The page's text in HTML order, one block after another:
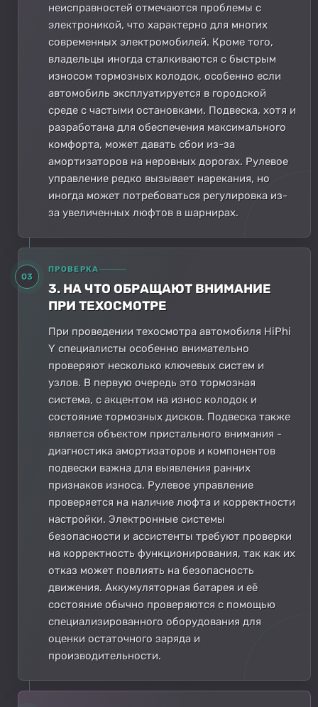
неисправностей отмечаются проблемы с
электроникой, что характерно для многих
современных электромобилей. Кроме того,
владельцы иногда сталкиваются с быстрым
износом тормозных колодок, особенно если
автомобиль эксплуатируется в городской
среде с частыми остановками. Подвеска, хотя и
разработана для обеспечения максимального
комфорта, может давать сбои из-за
амортизаторов на неровных дорогах. Рулевое
управление редко вызывает нарекания, но
иногда может потребоваться регулировка из-
за увеличенных люфтов в шарнирах.
03
ПРОВЕРКА
3. НА ЧТО ОБРАЩАЮТ ВНИМАНИЕ
ПРИ ТЕХОСМОТРЕ
При проведении техосмотра автомобиля HiPhi
Y специалисты особенно внимательно
проверяют несколько ключевых систем и
узлов. В первую очередь это тормозная
система, с акцентом на износ колодок и
состояние тормозных дисков. Подвеска также
является объектом пристального внимания -
диагностика амортизаторов и компонентов
подвески важна для выявления ранних
признаков износа. Рулевое управление
проверяется на наличие люфта и корректности
настройки. Электронные системы
безопасности и ассистенты требуют проверки
на корректность функционирования, так как их
отказ может повлиять на безопасность
движения. Аккумуляторная батарея и её
состояние обычно проверяются с помощью
специализированного оборудования для
оценки остаточного заряда и
производительности.